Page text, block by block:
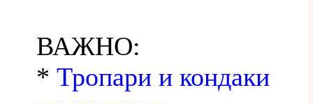
ВАЖНО:
* Тропари и кондаки